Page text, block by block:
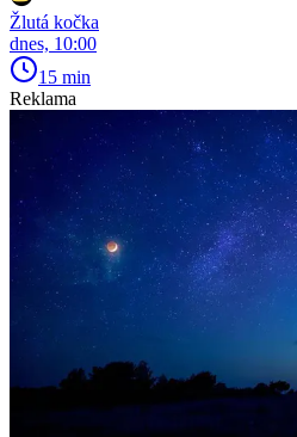
Žlutá kočka
dnes, 10:00
15 min
Reklama